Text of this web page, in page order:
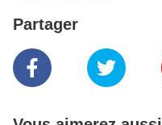
Partager